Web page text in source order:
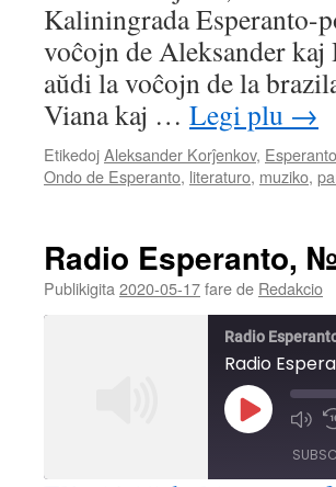
LINK
EMBED
Kaliningrada Esperanto-
voĉojn de Aleksander
aŭdi la voĉojn de la
Viana kaj … Legi plu →
EtikedojAleksander Korĵenkov, Esperanto
Ondo de Esperanto, literaturo, muziko,
Radio Esperanto,
Publikigita 2020-05-17fare de Redakcio
Radio
Radio
Play
Episode